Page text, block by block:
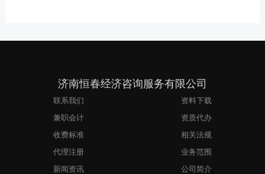
济南恒春经济咨询服务有限公司
联系我们
资料下载
兼职会计
资质代办
收费标准
相关法规
代理注册
业务范围
新闻资讯
公司简介